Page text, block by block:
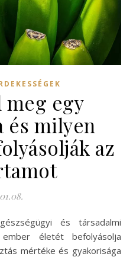
egy
és milyen
az
életét befolyásolja
mértéke és gyakorisága